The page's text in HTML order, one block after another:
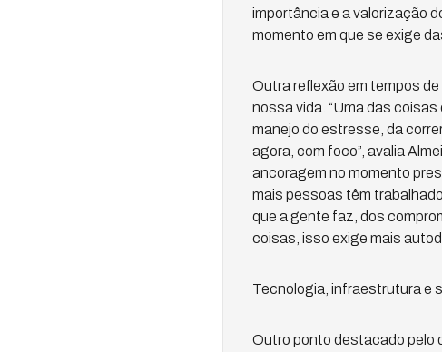
importância e a valorização
momento em que se exige
Outra reflexão em tempos
nossa vida. “Uma das
manejo do estresse, da
agora, com foco”, avalia
ancoragem no momento
mais pessoas têm
que a gente faz, dos
coisas, isso exige mais
Tecnologia, infraestrutura e
Outro ponto destacado pelo